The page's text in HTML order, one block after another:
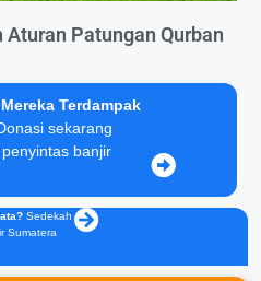
Patungan Qurban
Terdampak
sekarang
banjir
Sedekah
Sumatera